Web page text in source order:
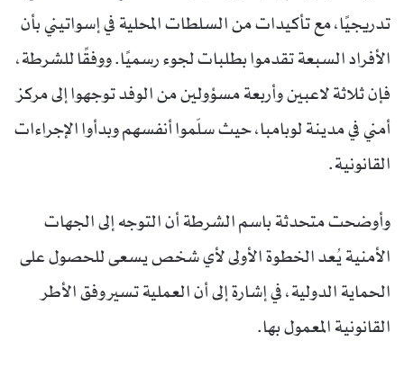
تدريجيًا، مع تأكيدات من السلطات المحلية في إسواتيني بأن
الأفراد السبعة تقدموا بطلبات لجوء رسميًا. ووفقًا للشرطة،
فإن ثلاثة لاعبين وأربعة مسؤولين من الوفد توجهوا إلى مركز
أمني في مدينة لوبامبا، حيث سلّموا أنفسهم وبدأوا الإجراءات
القانونية.
وأوضحت متحدثة باسم الشرطة أن التوجه إلى الجهات
الأمنية يُعد الخطوة الأولى لأي شخص يسعى للحصول على
الحماية الدولية، في إشارة إلى أن العملية تسير وفق الأطر
القانونية المعمول بها.